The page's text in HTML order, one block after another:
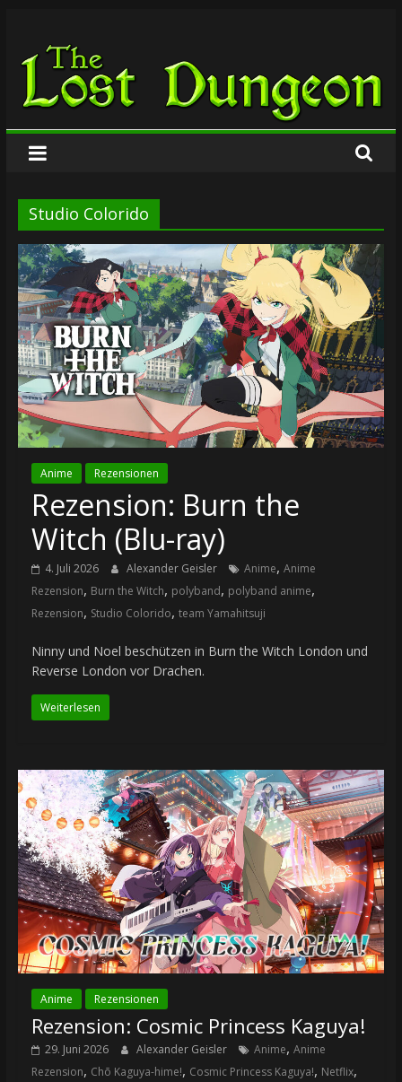
springen
The
Lost
Dungeon
Studio Colorido
Anime Rezensionen
Rezension: Burn the
Witch (Blu-ray)
4. Juli 2026 Alexander Geisler Anime, Anime
Rezension, Burn the Witch, polyband, polyband anime,
Rezension, Studio Colorido, team Yamahitsuji
Ninny und Noel beschützen in Burn the Witch London und
Reverse London vor Drachen.
Weiterlesen
Anime Rezensionen
Rezension: Cosmic Princess Kaguya!
29. Juni 2026 Alexander Geisler Anime, Anime
Rezension, Chō Kaguya-hime!, Cosmic Princess Kaguya!, Netflix,